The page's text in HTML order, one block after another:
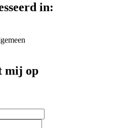
in:
mij op